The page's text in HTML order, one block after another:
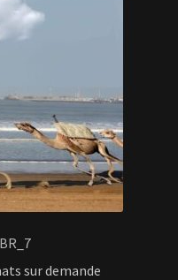
sur demande